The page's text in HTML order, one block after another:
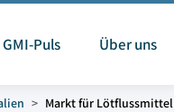
GMI-Puls Über uns
Markt für Lötflussmittel